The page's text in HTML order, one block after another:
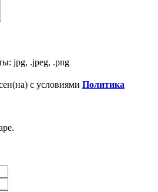
jpg, .jpeg, .png
с условиями Политика